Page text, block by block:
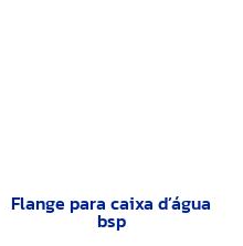
Flange para caixa d’água
bsp